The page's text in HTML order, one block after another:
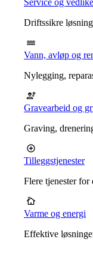
Driftssikre
Vann, avløp og
Nylegging,
Gravearbeid og
Graving,
Tilleggstjenester
Flere tjenester for
Varme og energi
Effektive